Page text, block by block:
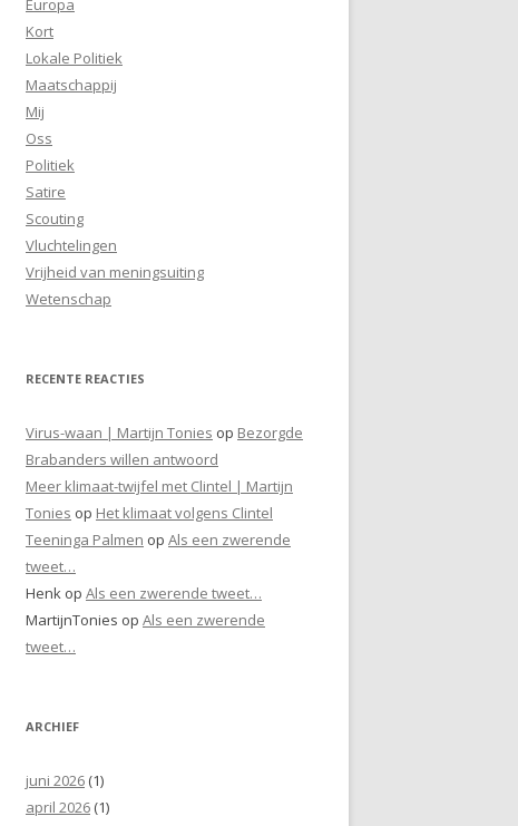
Europa
Kort
Lokale Politiek
Maatschappij
Mij
Oss
Politiek
Satire
Scouting
Vluchtelingen
Vrijheid van meningsuiting
Wetenschap
RECENTE REACTIES
Virus-waan | Martijn Tonies op Bezorgde
Brabanders willen antwoord
Meer klimaat-twijfel met Clintel | Martijn
Tonies op Het klimaat volgens Clintel
Teeninga Palmen op Als een zwerende
tweet…
Henk op Als een zwerende tweet…
MartijnTonies op Als een zwerende
tweet…
ARCHIEF
juni 2026 (1)
april 2026 (1)